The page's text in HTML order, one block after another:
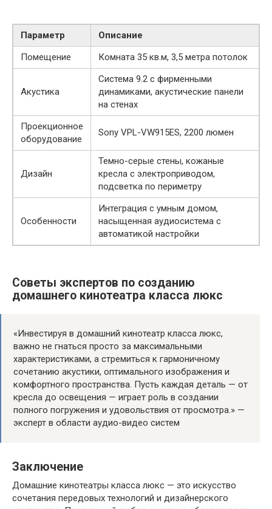
Параметр
Описание
Помещение
Комната 35 кв.м, 3,5 метра потолок
Акустика
Система 9.2 с фирменными
динамиками, акустические панели
на стенах
Проекционное
оборудование
Sony VPL-VW915ES, 2200 люмен
Дизайн
Темно-серые стены, кожаные
кресла с электроприводом,
подсветка по периметру
Особенности
Интеграция с умным домом,
насыщенная аудиосистема с
автоматикой настройки
Советы экспертов по созданию
домашнего кинотеатра класса люкс
«Инвестируя в домашний кинотеатр класса люкс,
важно не гнаться просто за максимальными
характеристиками, а стремиться к гармоничному
сочетанию акустики, оптимального изображения и
комфортного пространства. Пусть каждая деталь — от
кресла до освещения — играет роль в создании
полного погружения и удовольствия от просмотра.» —
эксперт в области аудио-видео систем
Заключение
Домашние кинотеатры класса люкс — это искусство
сочетания передовых технологий и дизайнерского